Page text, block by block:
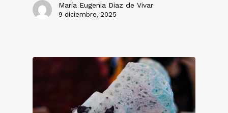
María Eugenia Diaz de Vivar
9 diciembre, 2025